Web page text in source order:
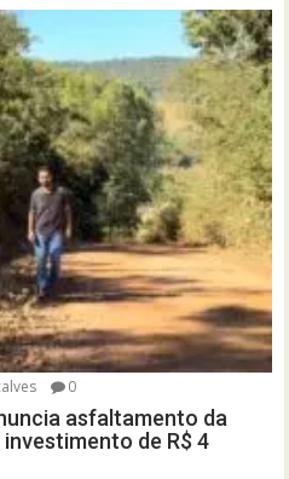
0
asfaltamento da
de R$ 4